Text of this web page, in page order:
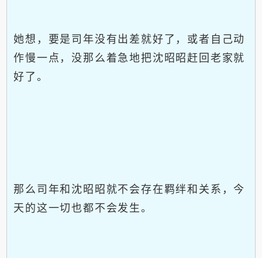
她想，要是司年没有出差就好了，或者自己动
作慢一点，没那么着急地把沈昭昭赶回老家就
好了。
那么司年和沈昭昭就不会存在羁绊和关系，今
天的这一切也都不会发生。